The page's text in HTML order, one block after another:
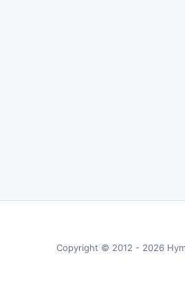
Copyright © 2012 - 2026